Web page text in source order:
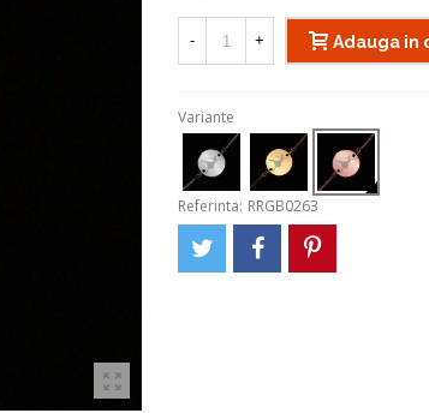
- + Adauga in
Variante
Referinta: RRGB0263